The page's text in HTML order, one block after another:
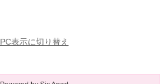
PC表示に切り替え